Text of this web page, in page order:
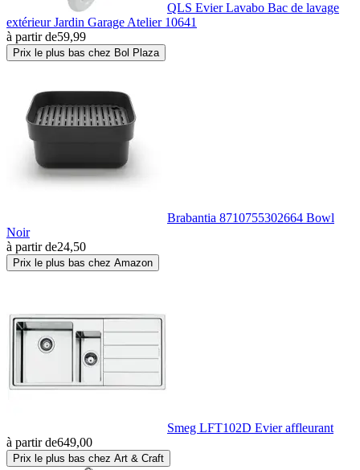
QLS Evier Lavabo Bac de lavage
extérieur Jardin Garage Atelier 10641
à partir de59,99
Prix le plus bas chez Bol Plaza
Brabantia 8710755302664 Bowl
Noir
à partir de24,50
Prix le plus bas chez Amazon
Smeg LFT102D Evier affleurant
à partir de649,00
Prix le plus bas chez Art & Craft